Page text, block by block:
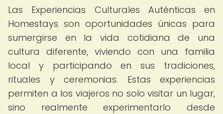
Las Experiencias Culturales Auténticas en
Homestays son oportunidades únicas para
sumergirse en la vida cotidiana de una
cultura diferente, viviendo con una familia
local y participando en sus tradiciones,
rituales y ceremonias. Estas experiencias
permiten a los viajeros no solo visitar un lugar,
sino realmente experimentarlo desde